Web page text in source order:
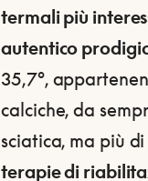
termali più
autentico
35,7°,
calciche, da
sciatica, ma più
terapie di